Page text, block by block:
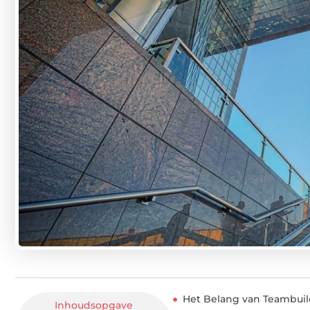
Inhoudsopgave Het Belang van